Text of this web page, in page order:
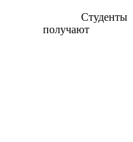
Студенты
получают